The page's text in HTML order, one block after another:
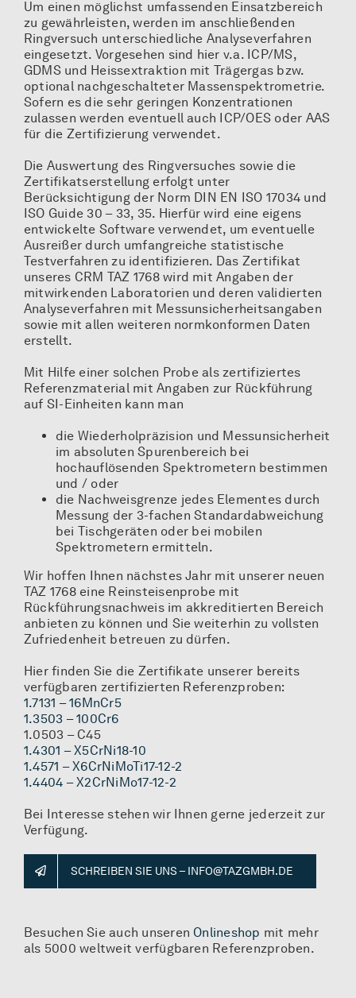
Um einen möglichst umfassenden Einsatzbereich
zu gewährleisten, werden im anschließenden
Ringversuch unterschiedliche Analyseverfahren
eingesetzt. Vorgesehen sind hier v.a. ICP/MS,
GDMS und Heissextraktion mit Trägergas bzw.
optional nachgeschalteter Massenspektrometrie.
Sofern es die sehr geringen Konzentrationen
zulassen werden eventuell auch ICP/OES oder AAS
für die Zertifizierung verwendet.
Die Auswertung des Ringversuches sowie die
Zertifikatserstellung erfolgt unter
Berücksichtigung der Norm DIN EN ISO 17034 und
ISO Guide 30 – 33, 35. Hierfür wird eine eigens
entwickelte Software verwendet, um eventuelle
Ausreißer durch umfangreiche statistische
Testverfahren zu identifizieren. Das Zertifikat
unseres CRM TAZ 1768 wird mit Angaben der
mitwirkenden Laboratorien und deren validierten
Analyseverfahren mit Messunsicherheitsangaben
sowie mit allen weiteren normkonformen Daten
erstellt.
Mit Hilfe einer solchen Probe als zertifiziertes
Referenzmaterial mit Angaben zur Rückführung
auf SI-Einheiten kann man
die Wiederholpräzision und Messunsicherheit
im absoluten Spurenbereich bei
hochauflösenden Spektrometern bestimmen
und / oder
die Nachweisgrenze jedes Elementes durch
Messung der 3-fachen Standardabweichung
bei Tischgeräten oder bei mobilen
Spektrometern ermitteln.
Wir hoffen Ihnen nächstes Jahr mit unserer neuen
TAZ 1768 eine Reinsteisenprobe mit
Rückführungsnachweis im akkreditierten Bereich
anbieten zu können und Sie weiterhin zu vollsten
Zufriedenheit betreuen zu dürfen.
Hier finden Sie die Zertifikate unserer bereits
verfügbaren zertifizierten Referenzproben:
1.7131 – 16MnCr5
1.3503 – 100Cr6
1.0503 – C45
1.4301 – X5CrNi18-10
1.4571 – X6CrNiMoTi17-12-2
1.4404 – X2CrNiMo17-12-2
Bei Interesse stehen wir Ihnen gerne jederzeit zur
Verfügung.
SCHREIBEN SIE UNS – INFO@TAZGMBH.DE
Besuchen Sie auch unseren Onlineshop mit mehr
als 5000 weltweit verfügbaren Referenzproben.